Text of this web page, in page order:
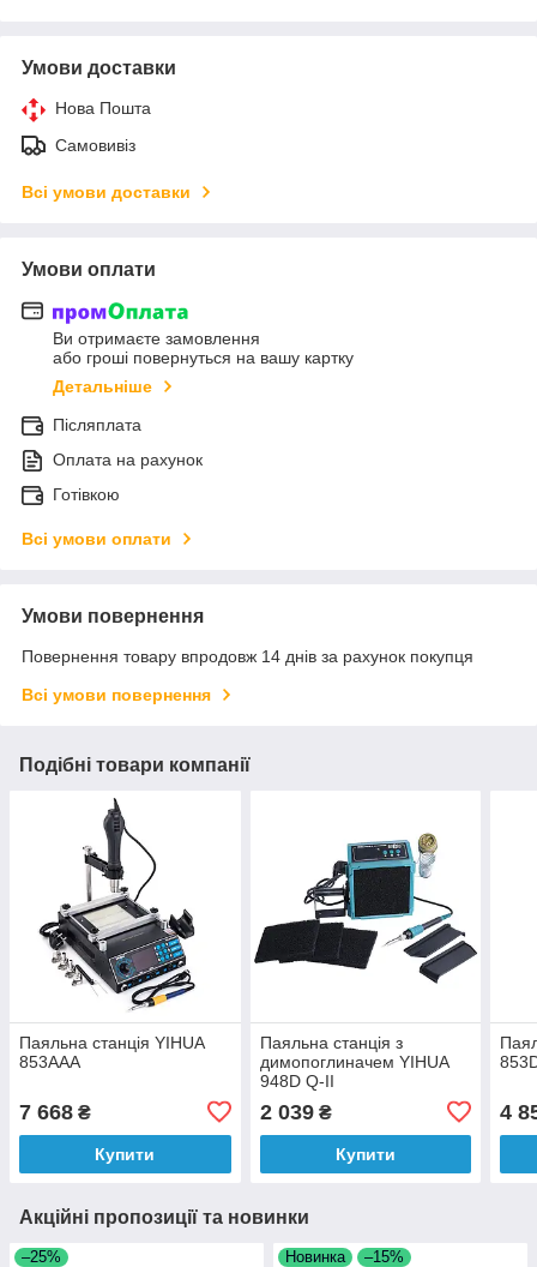
Умови доставки
Нова Пошта
Самовивіз
Всі умови доставки
Умови оплати
Ви отримаєте замовлення
або гроші повернуться на вашу картку
Детальніше
Післяплата
Оплата на рахунок
Готівкою
Всі умови оплати
Умови повернення
Повернення товару впродовж 14 днів за рахунок покупця
Всі умови повернення
Подібні товари компанії
Паяльна станція YIHUA
853AAA
7 668 ₴
Купити
Паяльна станція з
димопоглиначем YIHUA
948D Q-II
2 039₴
Купити
4
Акційні пропозиції та новинки
–25% Новинка –15%